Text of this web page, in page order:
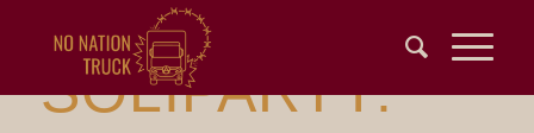
SOLIPARTY: